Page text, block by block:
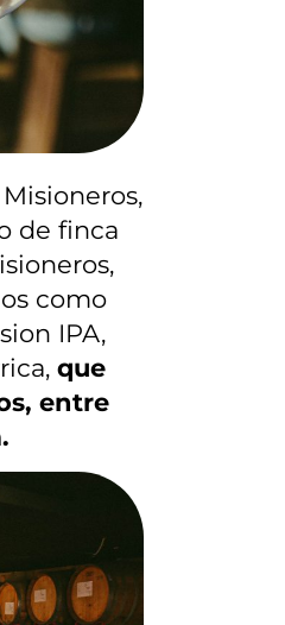
de finca
como
IPA,
que
entre